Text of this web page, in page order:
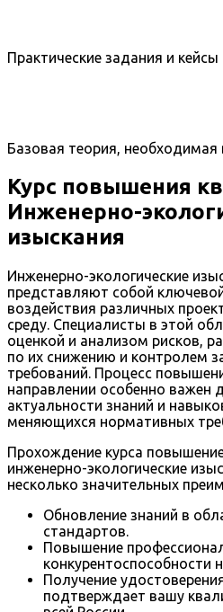
Практические задания и кейсы
Базовая теория, необходимая
Курс повышения
Инженерно-
изыскания
Инженерно-экологические
представляют собой
воздействия различных
среду. Специалисты в этой
оценкой и анализом рисков,
по их снижению и контролем
требований. Процесс
направлении особенно важен
актуальности знаний и
меняющихся нормативных
Прохождение курса
инженерно-экологические
несколько значительных
Обновление знаний в
стандартов.
Повышение
конкурентоспособности
Получение
подтверждает вашу